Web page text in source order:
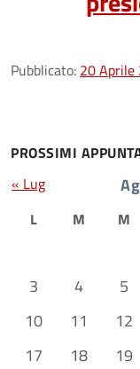
Pubblicato: 20 Aprile
PROSSIMI
L M M
3
4 5
10
11 12
17
18 19
« Lug